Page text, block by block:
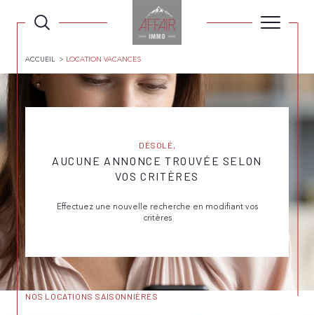
ACCUEIL LOCATION VACANCES
DÉSOLÉ,
AUCUNE ANNONCE TROUVÉE SELON
VOS CRITÈRES
Effectuez une nouvelle recherche en modifiant vos
critères
NOS LOCATIONS SAISONNIÈRES